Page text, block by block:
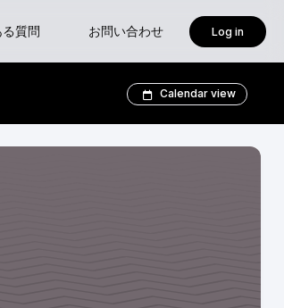
る質問 お問い合わせ Log in
Calendar view